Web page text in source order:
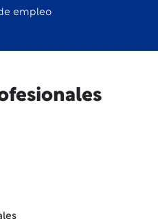
empleo